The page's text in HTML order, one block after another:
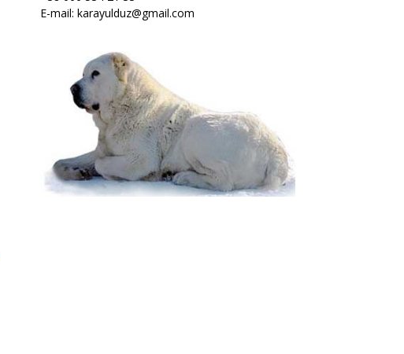
E-mail: karayulduz@gmail.com